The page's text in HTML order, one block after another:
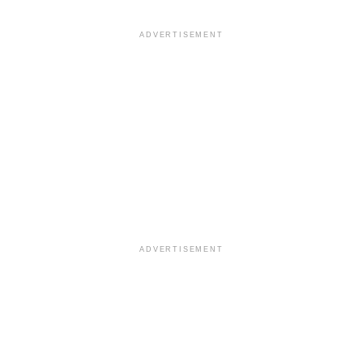
ADVERTISEMENT
ADVERTISEMENT